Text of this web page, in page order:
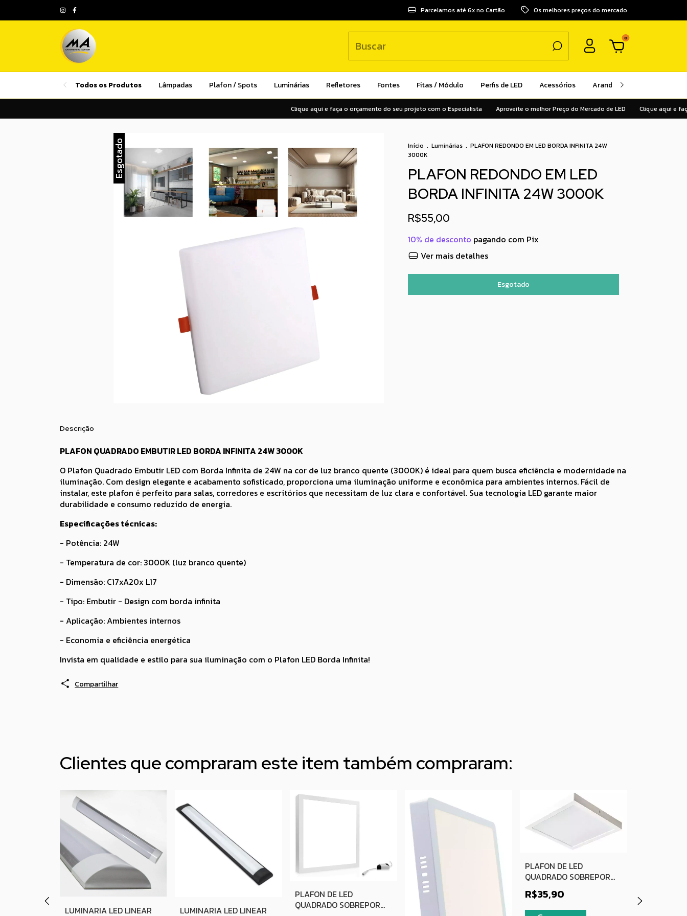
Parcelamos até 6x no Cartão Os melhores preços do mercado
0
Todos os Produtos Lâmpadas Plafon / Spots Luminárias Refletores Fontes Fitas / Módulo Perfis de LED Acessórios Arandelas
Clique aqui e faça o orçamento do seu projeto com o Especialista Aproveite o melhor Preço do Mercado de LED Clique aqui e faça o
Esgotado Início . Luminárias . PLAFON REDONDO EM LED BORDA INFINITA 24W
3000K
PLAFON REDONDO EM LED
BORDA INFINITA 24W 3000K
R$55,00
10% de desconto pagando com Pix
Ver mais detalhes
Descrição
PLAFON QUADRADO EMBUTIR LED BORDA INFINITA 24W 3000K
O Plafon Quadrado Embutir LED com Borda Infinita de 24W na cor de luz branco quente (3000K) é ideal para quem busca eficiência e modernidade na
iluminação. Com design elegante e acabamento sofisticado, proporciona uma iluminação uniforme e econômica para ambientes internos. Fácil de
instalar, este plafon é perfeito para salas, corredores e escritórios que necessitam de luz clara e confortável. Sua tecnologia LED garante maior
durabilidade e consumo reduzido de energia.
Especificações técnicas:
- Potência: 24W
- Temperatura de cor: 3000K (luz branco quente)
- Dimensão: C17xA20x L17
- Tipo: Embutir - Design com borda infinita
- Aplicação: Ambientes internos
- Economia e eficiência energética
Invista em qualidade e estilo para sua iluminação com o Plafon LED Borda Infinita!
Compartilhar
Clientes que compraram este item também compraram:
LUMINARIA LED LINEAR
LUMINARIA LED LINEAR
PLAFON DE LED
QUADRADO SOBREPOR
PLAFON DE LED
QUADRADO SOBREPOR
BRANCO 24W 4000K
BRANCO NEUTRO
R$35,90